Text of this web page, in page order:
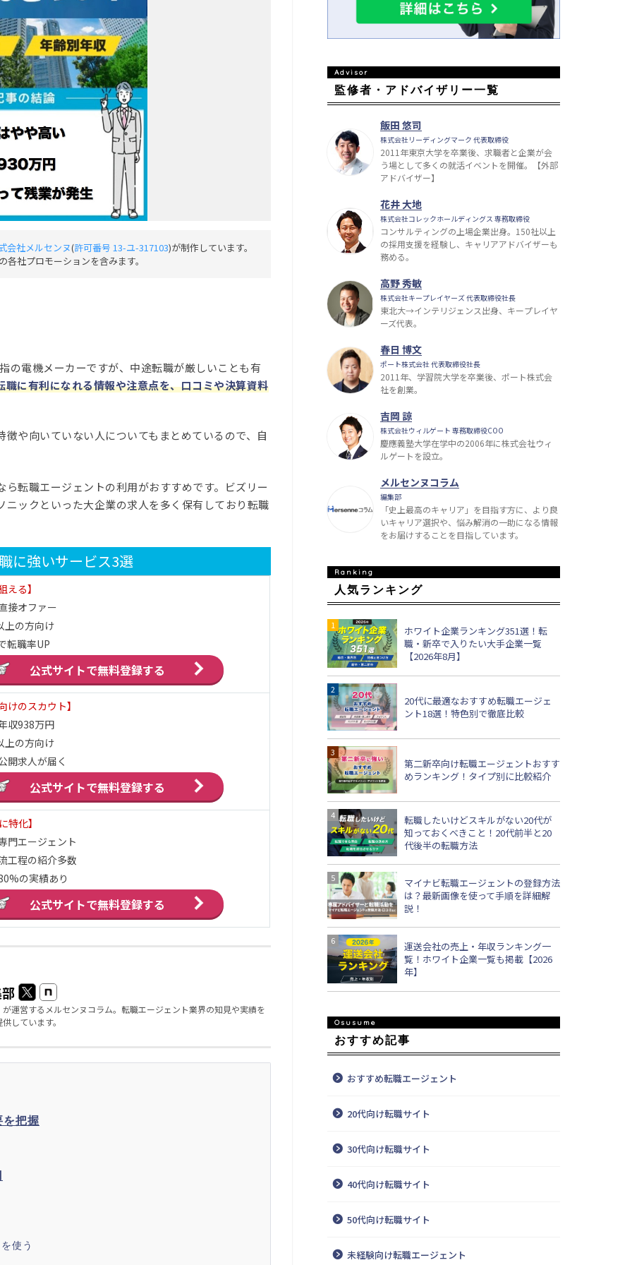
会社メルセンヌ(許可番号 13-ユ-317103)が制作しています。
社プロモーションを含みます。
の電機メーカーですが、中途転職が厳しいことも有
職に有利になれる情報や注意点を、口コミや決算資料
や向いていない人についてもまとめているので、自
転職エージェントの利用がおすすめです。ビズリー
ックといった大企業の求人を多く保有しており転職
に強いサービス3選
える】
接オファー
上の方向け
転職率UP
公式サイトで無料登録する
けのスカウト】
収938万円
上の方向け
開求人が届く
公式サイトで無料登録する
特化】
門エージェント
工程の紹介多数
の実績あり
公式サイトで無料登録する
が運営するメルセンヌコラム。転職エージェント業界の知見や実績を
しています。
把握
使う
監修者・アドバイザリー一覧
飯田 悠司
株式会社リーディングマーク 代表取締役
2011年東京大学を卒業後、求職者と企業が会
う場として多くの就活イベントを開催。【外部
アドバイザー】
花井 大地
株式会社コレックホールディングス 専務取締役
コンサルティングの上場企業出身。150社以上
の採用支援を経験し、キャリアアドバイザーも
務める。
高野 秀敏
株式会社キープレイヤーズ 代表取締役社長
東北大→インテリジェンス出身、キープレイヤ
ーズ代表。
春日 博文
ポート株式会社 代表取締役社長
2011年、学習院大学を卒業後、ポート株式会
社を創業。
吉岡 諒
株式会社ウィルゲート 専務取締役COO
慶應義塾大学在学中の2006年に株式会社ウィ
ルゲートを設立。
メルセンヌコラム
編集部
「史上最高のキャリア」を目指す方に、より良
いキャリア選択や、悩み解消の一助になる情報
をお届けすることを目指しています。
人気ランキング
ホワイト企業ランキング351選！転
職・新卒で入りたい大手企業一覧
【2026年8月】
20代に最適なおすすめ転職エージェ
ント18選！特色別で徹底比較
第二新卒向け転職エージェントおすす
めランキング！タイプ別に比較紹介
転職したいけどスキルがない20代が
知っておくべきこと！20代前半と20
代後半の転職方法
マイナビ転職エージェントの登録方法
は？最新画像を使って手順を詳細解
説！
運送会社の売上・年収ランキング一
覧！ホワイト企業一覧も掲載【2026
年】
おすすめ記事
おすすめ転職エージェント
20代向け転職サイト
30代向け転職サイト
40代向け転職サイト
50代向け転職サイト
未経験向け転職エージェント